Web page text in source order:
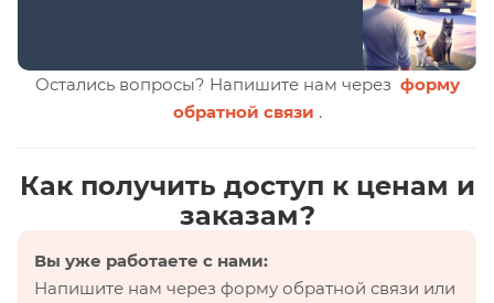
Остались вопросы? Напишите нам через форму
обратной связи .
Как получить доступ к ценам и
заказам?
Вы уже работаете с нами:
Напишите нам через форму обратной связи или